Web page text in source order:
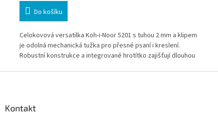
Do košíku
Celokovová versatilka Koh-i-Noor 5201 s tuhou 2 mm a klipem
je odolná mechanická tužka pro přesné psaní i kreslení.
Robustní konstrukce a integrované hrotítko zajišťují dlouhou
Kontakt